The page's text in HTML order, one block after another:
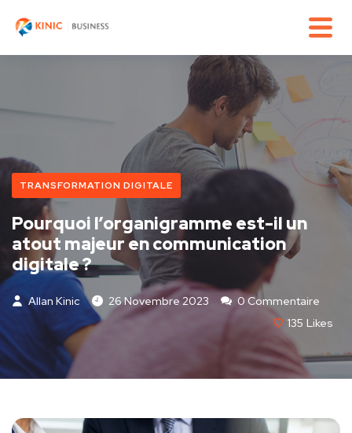
TRANSFORMATION DIGITALE
Pourquoi l’organigramme est-il un
atout majeur en communication
digitale ?
Allan Kinic 26 Novembre 2023
0 Commentaire
135 Likes